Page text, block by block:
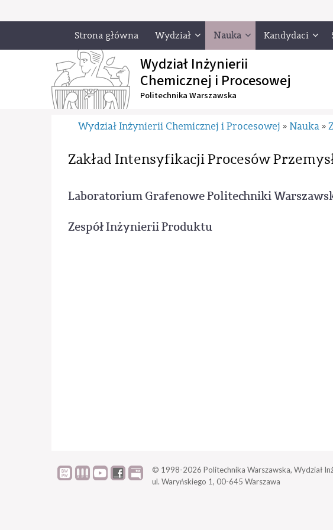
Strona główna Wydział Nauka Kandydaci
Wydział Inżynierii
Chemicznej i Procesowej
Politechnika Warszawska
Wydział Inżynierii Chemicznej i Procesowej » Nauka »
Zakład Intensyfikacji Procesów
Laboratorium Grafenowe Politechniki
Zespół Inżynierii Produktu
© 1998-2026 Politechnika Warszawska, Wydział
ul. Waryńskiego 1, 00-645 Warszawa